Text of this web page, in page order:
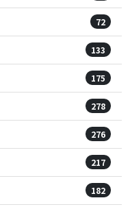
72
133
175
278
276
217
182